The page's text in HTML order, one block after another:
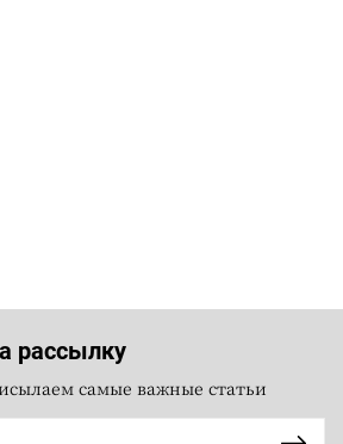
рассылку
самые важные статьи